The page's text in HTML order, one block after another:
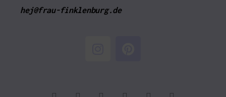
hej@frau-finklenburg.de